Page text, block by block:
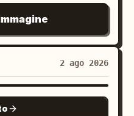
lusso, campagna
figura
2 ago 2026
NANO BANANA PRO